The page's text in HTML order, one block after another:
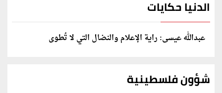
الدنيا حكايات
عبدالله عيسى: راية الإعلام والنضال التي لا تُطوى
شؤون فلسطينية